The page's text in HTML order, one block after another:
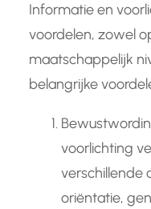
Informatie en
voordelen, zowel
maatschappelijk
belangrijke
voorlichting
verschillende
oriëntatie,